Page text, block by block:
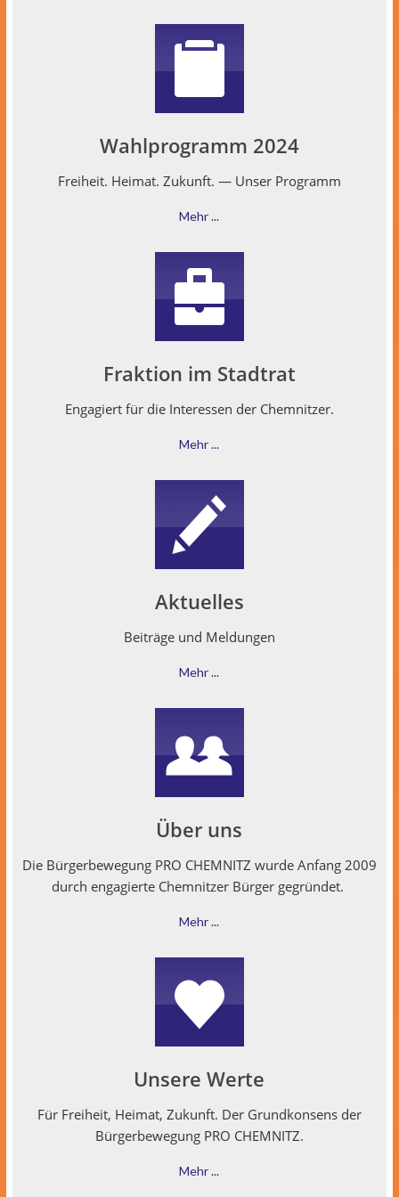
Wahlprogramm 2024
Frei­heit. Heimat. Zukun­ft. — Unser Programm
Mehr ...
Fraktion im Stadtrat
Engagiert für die Inter­essen der Chemnitzer.
Mehr ...
Aktuelles
Beiträge und Meldungen
Mehr ...
Über uns
Die Bürg­er­be­we­gung PRO CHEMNITZ wurde Anfang 2009
durch engagierte Chem­nitzer Bürg­er gegründet.
Mehr ...
Unsere Werte
Für Frei­heit, Heimat, Zukun­ft. Der Grund­kon­sens der
Bürg­er­be­we­gung PRO CHEMNITZ.
Mehr ...